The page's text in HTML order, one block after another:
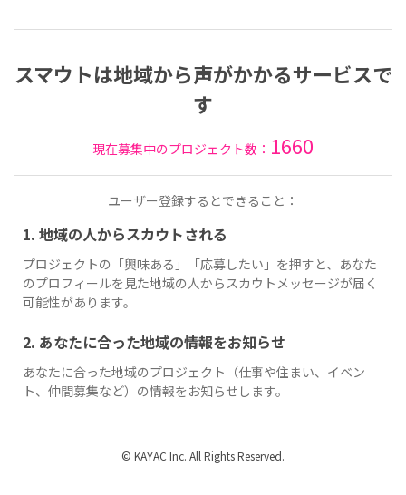
スマウトは地域から声がかかるサービスで
す
現在募集中のプロジェクト数： 1660
ユーザー登録するとできること：
1. 地域の人からスカウトされる
プロジェクトの「興味ある」「応募したい」を押すと、あなた
のプロフィールを見た地域の人からスカウトメッセージが届く
可能性があります。
2. あなたに合った地域の情報をお知らせ
あなたに合った地域のプロジェクト（仕事や住まい、イベン
ト、仲間募集など）の情報をお知らせします。
© KAYAC Inc. All Rights Reserved.